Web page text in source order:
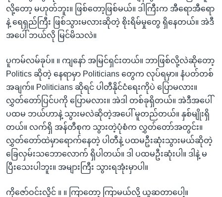
လို့တော့ မဟုတ်ဘူး။ ဖြစ်တော့ဖြစ်မယ်။ ဒါကြီးက အီရောအီရော
နဲ့ ရေရှည်ကြီး ဖြစ်သွားမလားဆိုတဲ့ စိုးရိမ်မှုတွေ ရှိနေတယ်။ အဲဒီ
အပေါ် ဘယ်လို မြင်မိသလဲ။
ပူကမ်လမ်ခုပ်။ ။ ကျနော် အမြင်ရှင်းတယ်။ ဘာဖြစ်လို့လဲဆိုတော့
Politics ဆိုတဲ့ နေရာမှာ Politicians တွေက လုပ်ရမှာ။ နံပတ်တစ်
အချက်။ Politicians ဆိုရင် ပါတီနိုင်ငံရေးကိုပဲ ပြောမလား။
လွှတ်တော်ပြင်ပကို ပြောမလား။ အဲဒါ တစ်ခုရှိတယ်။ အဲဒီအပေါ်
ပထမ ဘယ်ဟာနဲ့ သွားမလဲဆိုတဲ့အပေါ် မူတည်တယ်။ နှစ်မျိုးရှိ
တယ်။ လက်ရှိ အန်တီစုက သွားတဲ့ပုံစံက လွှတ်တော်အတွင်း။
လွှတ်တော်ထဲမှာရောက်နေတဲ့ ပါတီနဲ့ ပထမဦးဆုံးသွားမယ်ဆိုတဲ့
ခြေလှမ်းသဘောလောက် ရှိပါတယ်။ ဒါ ပထမဦးဆုံးပါ။ ဒါနဲ့ မ
ပြီးသေးပါဘူး။ အများကြီး သွားရအုံးမှာပါ။
ကိုဇော်ဝင်းလှိုင် ။ ။ ကြာတော့ ကြာမယ်လို့ ယူဆတာပေါ့။